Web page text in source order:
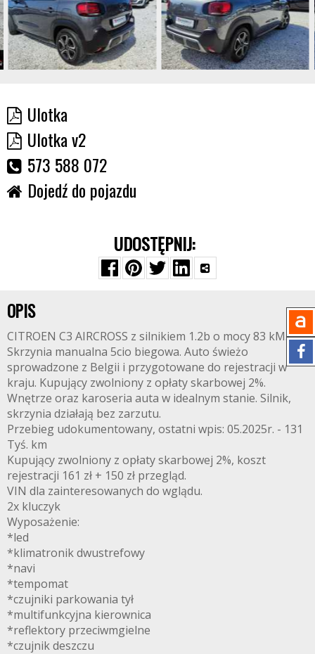
Ulotka
Ulotka v2
573 588 072
Dojedź do pojazdu
UDOSTĘPNIJ:
OPIS
CITROEN C3 AIRCROSS z silnikiem 1.2b o mocy 83 kM.
Skrzynia manualna 5cio biegowa. Auto świeżo
sprowadzone z Belgii i przygotowane do rejestracji w
kraju. Kupujący zwolniony z opłaty skarbowej 2%.
Wnętrze oraz karoseria auta w idealnym stanie. Silnik,
skrzynia działają bez zarzutu.
Przebieg udokumentowany, ostatni wpis: 05.2025r. - 131
Tyś. km
Kupujący zwolniony z opłaty skarbowej 2%, koszt
rejestracji 161 zł + 150 zł przegląd.
VIN dla zainteresowanych do wglądu.
2x kluczyk
Wyposażenie:
*led
*klimatronik dwustrefowy
*navi
*tempomat
*czujniki parkowania tył
*multifunkcyjna kierownica
*reflektory przeciwmgielne
*czujnik deszczu